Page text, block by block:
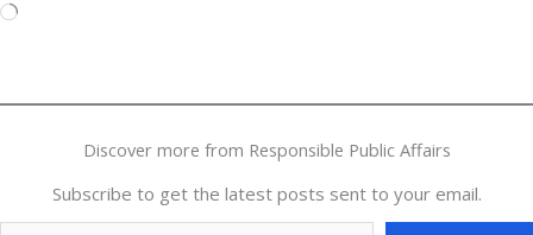
Loading…
Discover more from Responsible Public Affairs
Subscribe to get the latest posts sent to your email.